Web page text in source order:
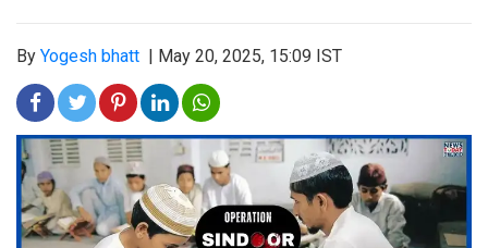
By Yogesh bhatt May 20, 2025, 15:09 IST